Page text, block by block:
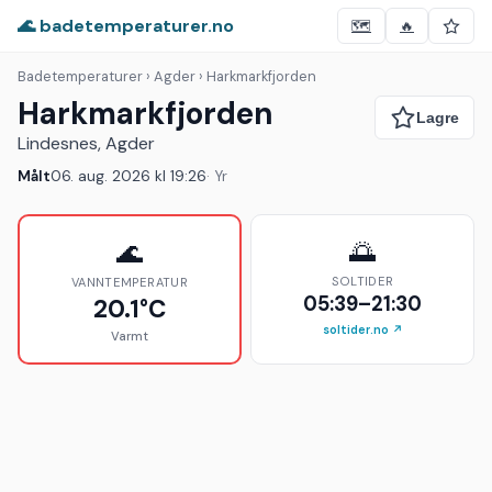
🌊 badetemperaturer.no 🗺️ 🔥
Badetemperaturer › Agder › Harkmarkfjorden
Harkmarkfjorden
Lindesnes, Agder
Målt06. aug. 2026 kl 19:26· Yr
🌊
VANNTEMPERATUR
20.1°C
Varmt
🌅
SOLTIDER
05:39–21:30
soltider.no ↗